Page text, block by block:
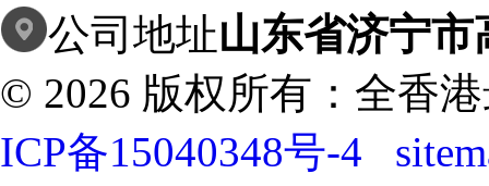
公司地址山东省济宁
© 2026 版权所有：全香
ICP备15040348号-4